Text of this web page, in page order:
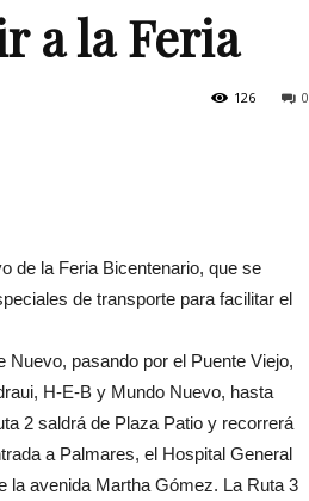
a la Feria
0
126
de la Feria Bicentenario, que se
de transporte para facilitar el
Nuevo, pasando por el Puente Viejo,
H-E-B y Mundo Nuevo, hasta
2 saldrá de Plaza Patio y recorrerá
a Palmares, el Hospital General
la avenida Martha Gómez. La Ruta 3